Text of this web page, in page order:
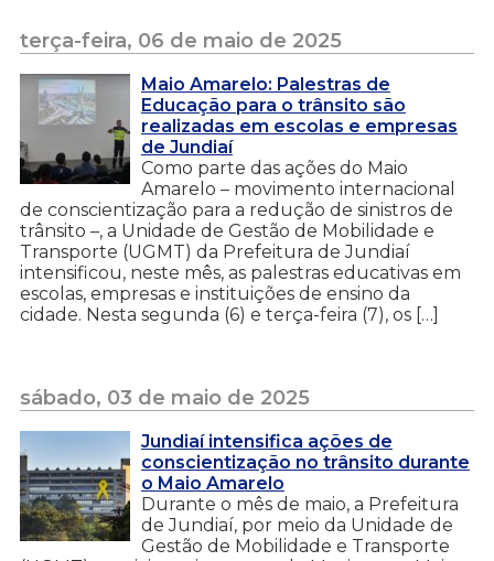
terça-feira, 06 de maio de 2025
Maio Amarelo: Palestras de
Educação para o trânsito são
realizadas em escolas e empresas
de Jundiaí
Como parte das ações do Maio
Amarelo – movimento internacional
de conscientização para a redução de sinistros de
trânsito –, a Unidade de Gestão de Mobilidade e
Transporte (UGMT) da Prefeitura de Jundiaí
intensificou, neste mês, as palestras educativas em
escolas, empresas e instituições de ensino da
cidade. Nesta segunda (6) e terça-feira (7), os […]
sábado, 03 de maio de 2025
Jundiaí intensifica ações de
conscientização no trânsito durante
o Maio Amarelo
Durante o mês de maio, a Prefeitura
de Jundiaí, por meio da Unidade de
Gestão de Mobilidade e Transporte